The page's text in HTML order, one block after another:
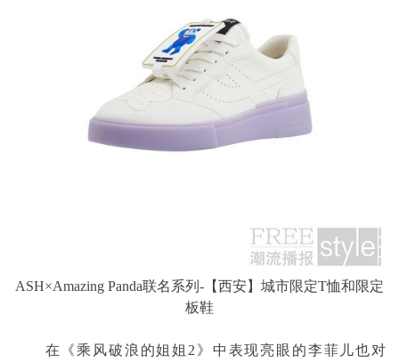
ASH×Amazing Panda联名系列-【西安】城市限定T恤和限定
板鞋
在《乘风破浪的姐姐2》中表现亮眼的李菲儿也对